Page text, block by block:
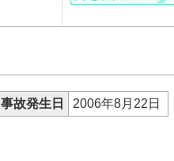
事故発生日 2006年8月22日